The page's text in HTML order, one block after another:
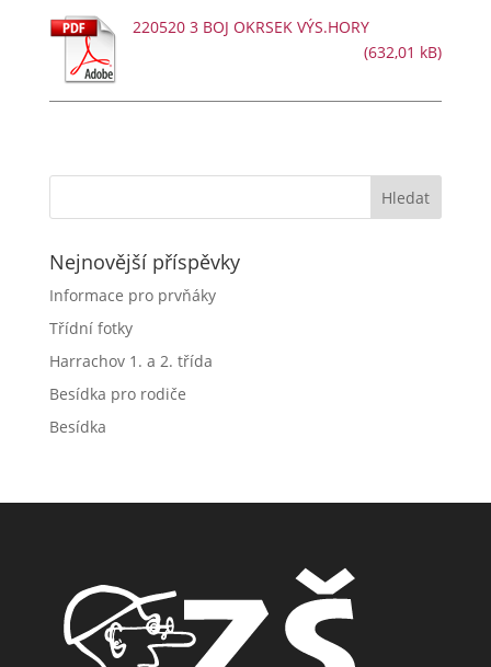
220520 3 BOJ OKRSEK VÝS.HORY
Nejnovější příspěvky
Informace pro prvňáky
Třídní fotky
Harrachov 1. a 2. třída
Besídka pro rodiče
Besídka